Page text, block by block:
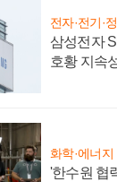
전자·전기·
삼성전자
호황 지속
화학·에너지
'한수원 협